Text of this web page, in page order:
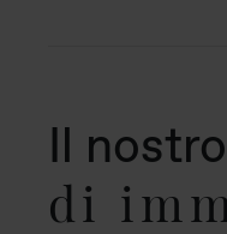
Il nostro
di